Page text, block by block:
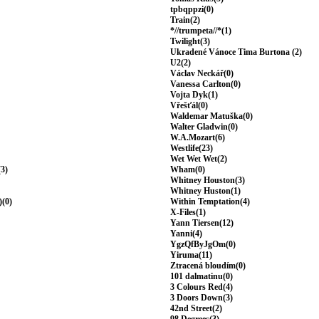
tpbqppzi(0)
Train(2)
*//trumpeta//*(1)
Twilight(3)
Ukradené Vánoce Tima Burtona (2)
U2(2)
Václav Neckář(0)
Vanessa Carlton(0)
Vojta Dyk(1)
Vřešťál(0)
Waldemar Matuška(0)
Walter Gladwin(0)
W.A.Mozart(6)
Westlife(23)
Wet Wet Wet(2)
Wham(0)
Whitney Houston(3)
Whitney Huston(1)
Within Temptation(4)
X-Files(1)
Yann Tiersen(12)
Yanni(4)
YgzQfByJgOm(0)
Yiruma(11)
Ztracená bloudím(0)
101 dalmatinu(0)
3 Colours Red(4)
3 Doors Down(3)
42nd Street(2)